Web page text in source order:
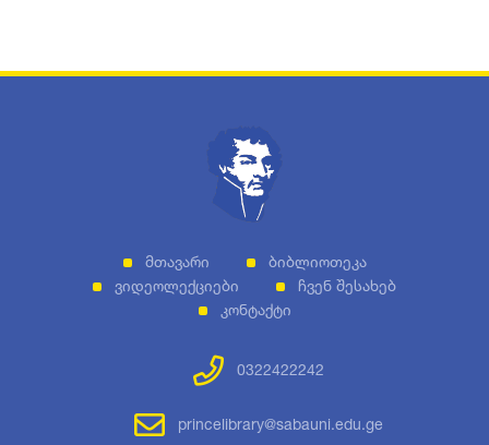
Მთავარი
Ბიბლიოთეკა
Ვიდეოლექციები
Ჩვენ Შესახებ
Კონტაქტი
0322422242
princelibrary@sabauni.edu.ge